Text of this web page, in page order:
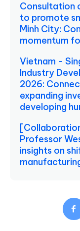
Consultation
to promote
Minh City:
momentum
Vietnam -
Industry
2026:
expanding
developing
Professor
insights on